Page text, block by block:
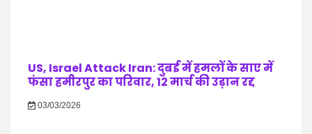
US, Israel Attack Iran: दुबई में हमलों के साए में
फंसा हमीरपुर का परिवार, 12 मार्च की उड़ान रद्द
03/03/2026